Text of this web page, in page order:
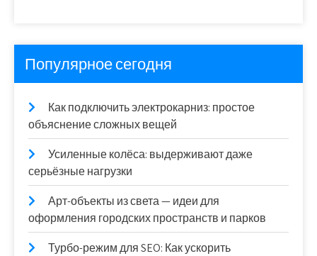
Популярное сегодня
Как подключить электрокарниз: простое
объяснение сложных вещей
Усиленные колёса: выдерживают даже
серьёзные нагрузки
Арт-объекты из света — идеи для
оформления городских пространств и парков
Турбо-режим для SEO: Как ускорить